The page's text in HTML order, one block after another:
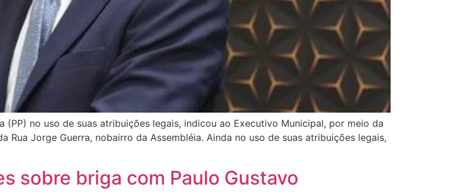
no uso de suas atribuições legais, indicou ao Executivo Municipal, por meio da
Rua Jorge Guerra, nobairro da Assembléia. Ainda no uso de suas atribuições legais,
sobre briga com Paulo Gustavo